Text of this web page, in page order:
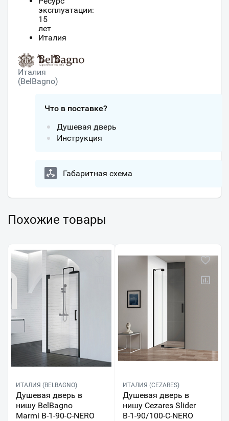
эксплуатации:
15
лет
Италия
Италия
(BelBagno)
Что в поставке?
Душевая дверь
Инструкция
Габаритная схема
Похожие товары
ИТАЛИЯ (BELBAGNO)
Душевая дверь в
нишу BelBagno
Marmi B-1-90-C-NERO
ИТАЛИЯ (CEZARES)
Душевая дверь в
нишу Cezares Slider
B-1-90/100-C-NERO